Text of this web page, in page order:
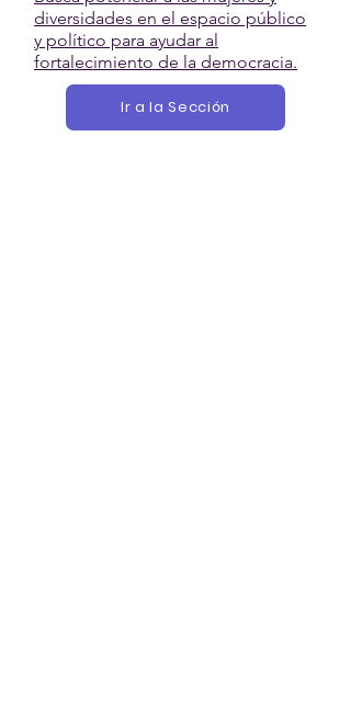
diversidades en el espacio público
y político para ayudar al
fortalecimiento de la democracia.
Ir a la Sección